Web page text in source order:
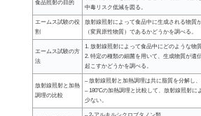
食品照射の目的
中毒リスク低減を図る。
エームス試験の役
割
放射線照射によって食品中に生成される物質
（変異原性物質）であるかどうかを調べる。
エームス試験の方
法
1. 放射線照射によって食品中にどのような物
2. 特定の種類の細菌を用いて、生成物質が遺
起こすかどうかを調べる。
放射線照射と加熱
調理の比較
– 放射線照射と加熱調理は共に脂質を分解し
– 180℃の加熱調理と比較して、放射線照射に
少ない。